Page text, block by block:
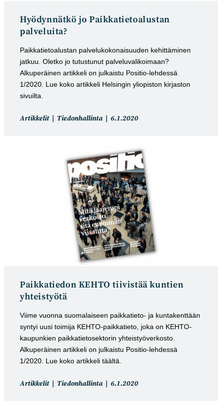
Hyödynnätkö jo Paikkatietoalustan
palveluita?
Paikkatietoalustan palvelukokonaisuuden kehittäminen
jatkuu. Oletko jo tutustunut palveluvalikoimaan?
Alkuperäinen artikkeli on julkaistu Positio-lehdessä
1/2020. Lue koko artikkeli Helsingin yliopiston kirjaston
sivuilta.
Artikkelin
Artikkelit Tiedonhallinta
Artikkeli
6.1.2020
Paikkatiedon KEHTO tiivistää kuntien
yhteistyötä
Viime vuonna suomalaiseen paikkatieto- ja kuntakenttään
syntyi uusi toimija KEHTO-paikkatieto, joka on KEHTO-
kaupunkien paikkatietosektorin yhteistyöverkosto.
Alkuperäinen artikkeli on julkaistu Positio-lehdessä
1/2020. Lue koko artikkeli täältä.
Artikkelin
Artikkelit Tiedonhallinta
Artikkeli
6.1.2020